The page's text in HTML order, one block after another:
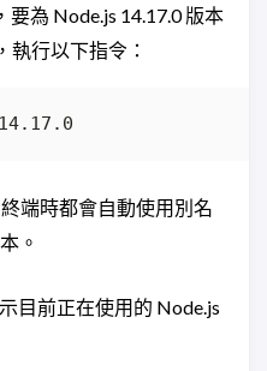
為 Node.js 14.17.0 版本
，執行以下指令：
端時都會自動使用別名
。
示目前正在使用的 Node.js